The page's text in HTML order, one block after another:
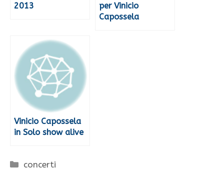
2013
per Vinicio
Capossela
Vinicio Capossela
in Solo show alive
Categorie
concerti